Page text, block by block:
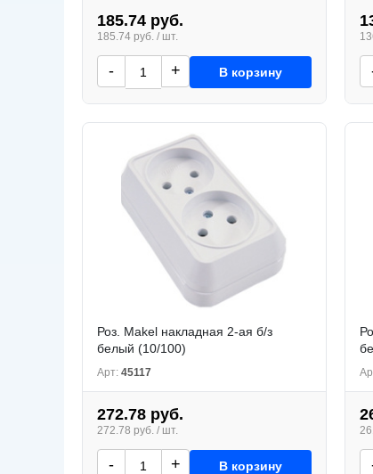
185.74 руб.
185.74 руб. / шт.
- + В корзину
Роз. Makel накладная 2-ая б/з
белый (10/100)
Арт: 45117
272.78 руб.
272.78 руб. / шт.
- + В корзину